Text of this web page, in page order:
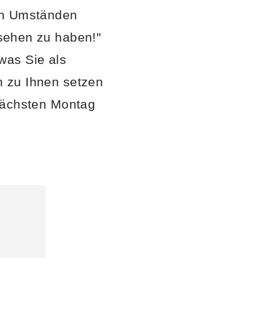
Umständen
zu haben!"
Sie als
zu Ihnen setzen
Montag